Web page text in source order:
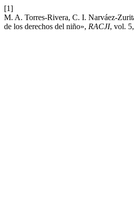
[1]
M. A. Torres-Rivera, C. I. Narváez-
de los derechos del niño», RACJI, vol.